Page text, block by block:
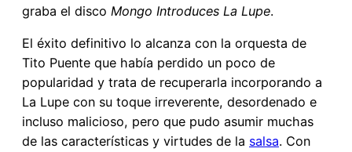
graba el disco Mongo Introduces La Lupe.
El éxito definitivo lo alcanza con la orquesta de
Tito Puente que había perdido un poco de
popularidad y trata de recuperarla incorporando a
La Lupe con su toque irreverente, desordenado e
incluso malicioso, pero que pudo asumir muchas
de las características y virtudes de la salsa. Con